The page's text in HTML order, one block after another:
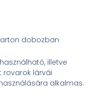
dobozban
illetve
rovarok lárvái
alkalmas.